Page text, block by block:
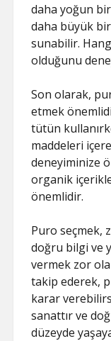
daha yoğun
daha büyük
sunabilir.
olduğunu
Son olarak,
etmek
tütün
maddeleri
deneyiminize
organik
önemlidir.
Puro seçmek,
doğru bilgi ve
vermek zor
takip ederek,
karar
sanattır ve
düzeyde